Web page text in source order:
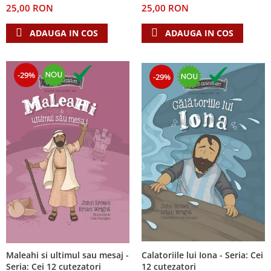
Teologie
A doua venire
Dogmatica
Istoria Bisericii
Misiune
Viata crestina
Contemporaneitate
Devotional
Diverse
Lupta Spirituala
Schimbarea caracterului
Slujire
Suferinta
Viata din belsug
Viata de zi cu zi
25,00 RON
ADAUGA IN COS
25,00 RON
ADAUGA IN COS
-29%
Maleahi si ultimul sau mesaj -
Seria: Cei 12 cutezatori
-29%
Calatoriile lui Iona - Seria: Cei
12 cutezatori